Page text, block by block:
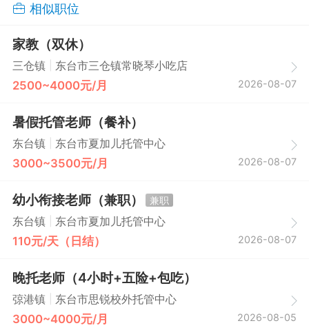
相似职位
家教（双休）
三仓镇 东台市三仓镇常晓琴小吃店
2500~4000元/月 2026-08-07
暑假托管老师（餐补）
东台镇 东台市夏加儿托管中心
3000~3500元/月 2026-08-07
幼小衔接老师（兼职）
兼职
东台镇
东台市夏加儿托管中心
110元/天（日结） 2026-08-07
晚托老师（4小时+五险+包吃）
弶港镇 东台市思锐校外托管中心
3000~4000元/月 2026-08-05